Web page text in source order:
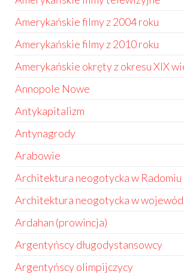
Amerykańskie filmy z 2004 roku
Amerykańskie filmy z 2010 roku
Amerykańskie okręty z okresu XIX
Annopole Nowe
Antykapitalizm
Antynagrody
Arabowie
Architektura neogotycka w Radomiu
Architektura neogotycka w
Ardahan (prowincja)
Argentyńscy długodystansowcy
Argentyńscy olimpijczycy